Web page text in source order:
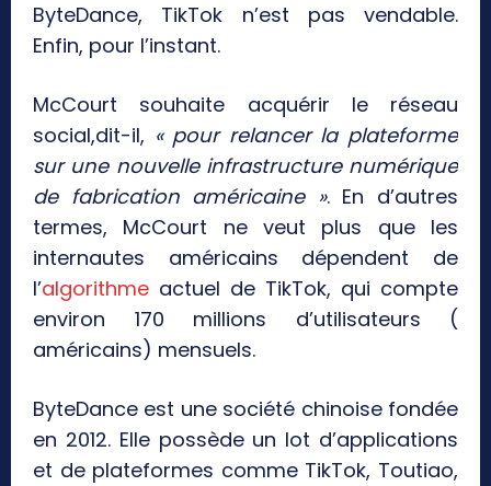
ByteDance, TikTok n’est pas vendable.
Enfin, pour l’instant.
McCourt souhaite acquérir le réseau
social,dit-il, « pour relancer la plateforme
sur une nouvelle infrastructure numérique
de fabrication américaine ». En d’autres
termes, McCourt ne veut plus que les
internautes américains dépendent de
l’algorithme actuel de TikTok, qui compte
environ 170 millions d’utilisateurs (
américains) mensuels.
ByteDance est une société chinoise fondée
en 2012. Elle possède un lot d’applications
et de plateformes comme TikTok, Toutiao,